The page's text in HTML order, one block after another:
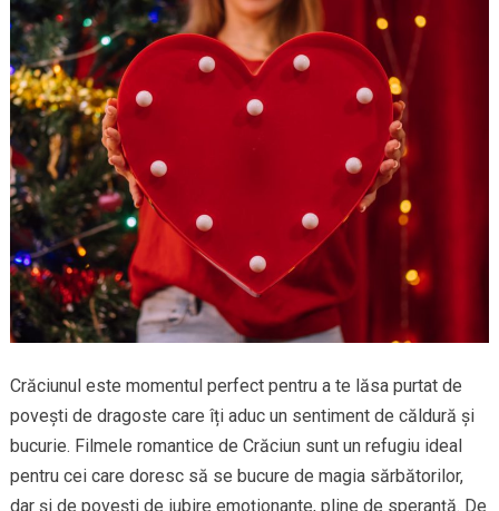
Crăciunul este momentul perfect pentru a te lăsa purtat de
povești de dragoste care îți aduc un sentiment de căldură și
bucurie. Filmele romantice de Crăciun sunt un refugiu ideal
pentru cei care doresc să se bucure de magia sărbătorilor,
dar și de povești de iubire emoționante, pline de speranță. De